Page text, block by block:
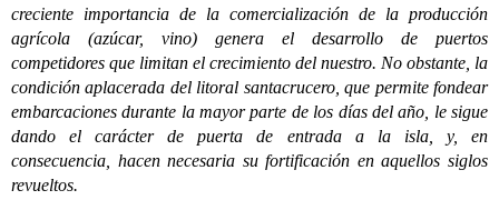
creciente importancia de la comercialización de la producción
agrícola (azúcar, vino) genera el desarrollo de puertos
competidores que limitan el crecimiento del nuestro. No obstante, la
condición aplacerada del litoral santacrucero, que permite fondear
embarcaciones durante la mayor parte de los días del año, le sigue
dando el carácter de puerta de entrada a la isla, y, en
consecuencia, hacen necesaria su fortificación en aquellos siglos
revueltos.